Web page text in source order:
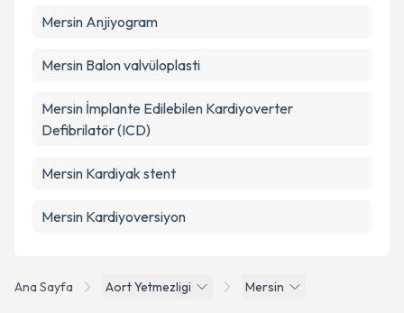
Ana Sayfa Aort Yetmezligi Mersin
Mersin Anjiyogram
Mersin Balon valvüloplasti
Mersin İmplante Edilebilen Kardiyoverter
Defibrilatör (ICD)
Mersin Kardiyak stent
Mersin Kardiyoversiyon